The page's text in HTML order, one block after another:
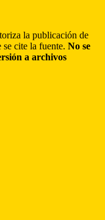
la publicación de
se cite la fuente. No se
a archivos